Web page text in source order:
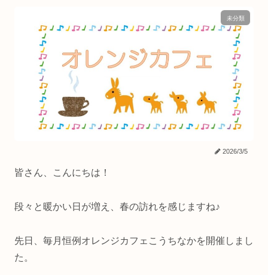
未分類
2026/3/5
皆さん、こんにちは！
段々と暖かい日が増え、春の訪れを感じますね♪
先日、毎月恒例オレンジカフェこうちなかを開催しまし
た。